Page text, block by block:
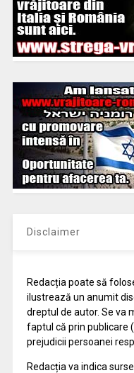
Disclaimer
Redacția poate să
ilustrează un anumit
dreptul de autor. Se va
faptul că prin publicare
prejudicii persoanei
Redacția va indica